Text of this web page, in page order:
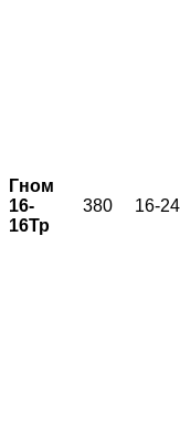
Гном
16-
16Тр
380 16-24